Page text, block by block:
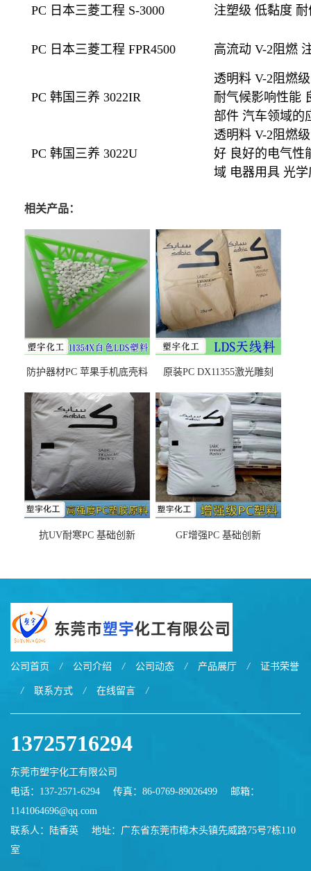
PC 日本三菱工程 S-3000 注塑级 低黏度
PC 日本三菱工程 FPR4500 高流动 V-2阻燃
PC 韩国三养 3022IR
透明料 V-2阻燃
耐气候影响性能
部件 汽车领域的
PC 韩国三养 3022U
透明料 V-2阻燃
好 良好的电气性
域 电器用具 光
相关产品：
防护器材PC 苹果手机底壳料
之忧
原装PC DX11355激光雕刻
抗UV耐寒PC 基础创新
GF增强PC 基础创新
公司首页 / 公司介绍 / 公司动态 / 产品展厅 / 证书荣誉
/ 联系方式 / 在线留言 /
13725716294
东莞市塑宇化工有限公司
电话：137-2571-6294
传真：86-0769-89026499
邮箱：
1141064696@qq.com
联系人：陆香英
地址：广东省东莞市樟木头镇先威路75号7栋110
室